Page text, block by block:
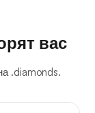
вас
.diamonds.